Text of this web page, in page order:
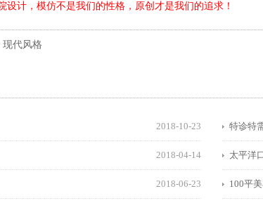
计，模仿不是我们的性格，原创才是我们的追求！
代风格
2018-10-23 特诊特
2018-04-14 太平洋
2018-06-23 100平